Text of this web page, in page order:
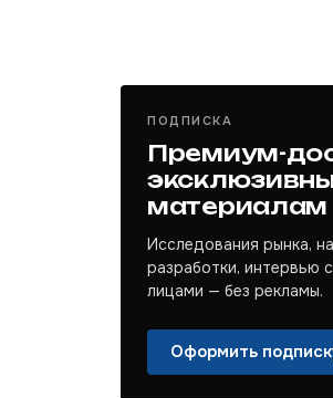
ПОДПИСКА
Премиум-
материалам
Исследования рынка,
разработки, интервью
лицами — без рекламы.
Оформить